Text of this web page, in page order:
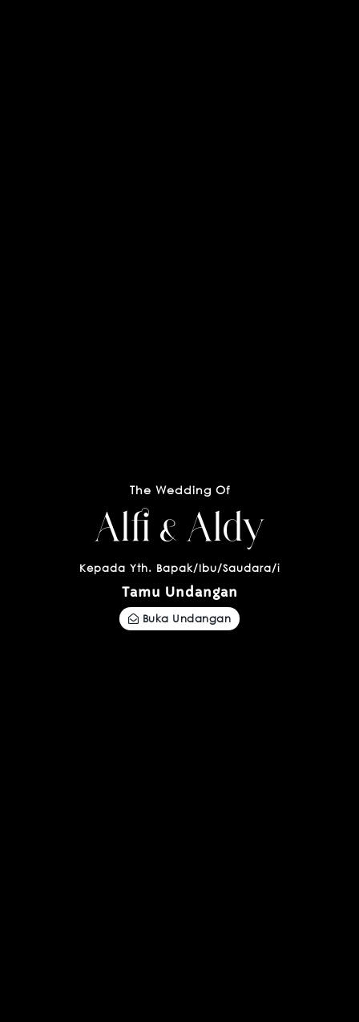
The Wedding Of
Alfi & Aldy
Kepada Yth. Bapak/Ibu/Saudara/i
Tamu Undangan
Buka Undangan